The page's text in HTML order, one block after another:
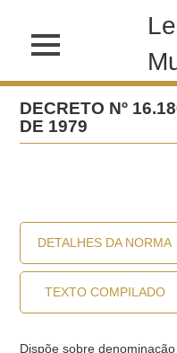
DECRETO Nº
DE 1979
DETALHES DA NORMA
TEXTO COMPILADO
Dispõe sobre